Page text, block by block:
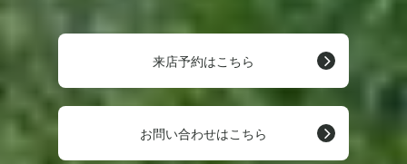
来店予約はこちら
お問い合わせはこちら